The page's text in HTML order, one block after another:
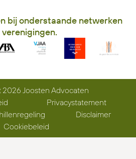
bij onderstaande netwerken
verenigingen.
Joosten Advocaten
Privacystatement
Disclaimer
Cookiebeleid